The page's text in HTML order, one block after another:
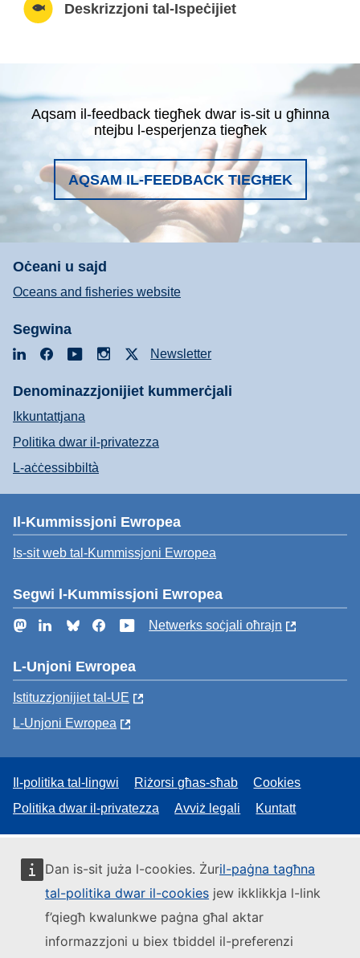
Dan is-sit juża l-cookies. Żuril-paġna tagħna
tal-politika dwar il-cookies jew ikklikkja l-link
f’qiegħ kwalunkwe paġna għal aktar
informazzjoni u biex tbiddel il-preferenzi
Deskrizzjoni tal-Ispeċijiet
Aqsam il-feedback tiegħek dwar is-sit u għinna
ntejbu l-esperjenza tiegħek
AQSAM IL-FEEDBACK TIEGĦEK
Oċeani u sajd
Oceans and fisheries website
Segwina
LinkedInFacebookYouTubeInstagramNewsletter
Denominazzjonijiet kummerċjali
Ikkuntattjana
Politika dwar il-privatezza
L-aċċessibbiltà
Il-Kummissjoni Ewropea
Is-sit web tal-Kummissjoni Ewropea
Segwi l-Kummissjoni Ewropea
MastodonLinkedInBlueskyFacebookYouTube
Netwerks soċjali oħrajn
L-Unjoni Ewropea
Istituzzjonijiet tal-UE
L-Unjoni Ewropea
Il-politika tal-lingwi Riżorsi għas-sħab
Cookies
Politika dwar il-privatezza
Avviż legali Kuntatt